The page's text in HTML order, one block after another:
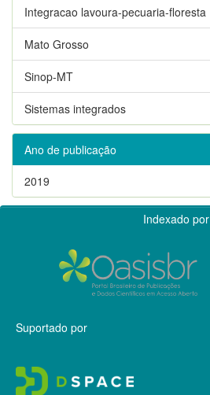
Integracao lavoura-pecuaria-floresta
Mato Grosso
Sinop-MT
Sistemas integrados
Ano de publicação
2019
Indexado por
Suportado por